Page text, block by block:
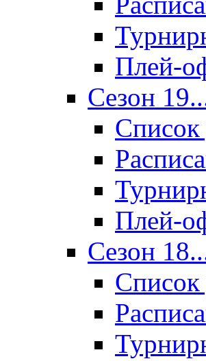
Плей-
Сезон
Список
Плей-
Сезон
Список